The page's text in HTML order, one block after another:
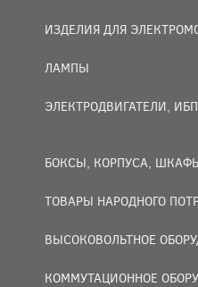
ИЗДЕЛИЯ ДЛЯ
ЛАМПЫ
ЭЛЕКТРОДВИГАТЕЛИ, ИБП
БОКСЫ, КОРПУСА,
ТОВАРЫ НАРОДНОГО
ВЫСОКОВОЛЬТНОЕ
КОММУТАЦИОННОЕ